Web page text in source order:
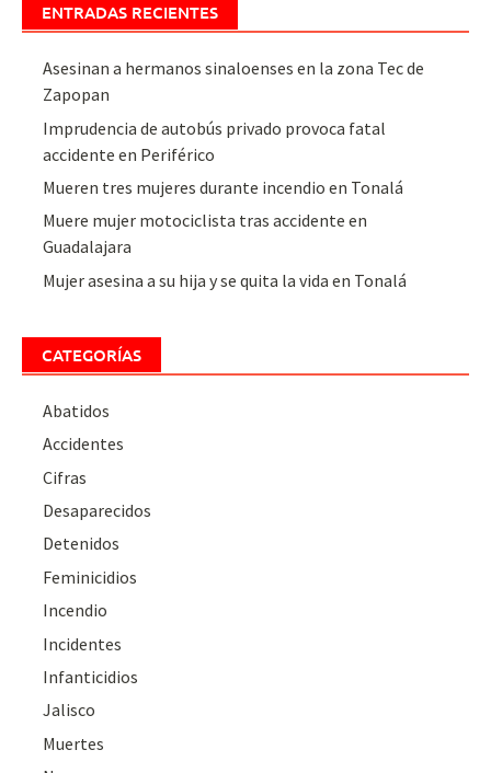
ENTRADAS RECIENTES
Asesinan a hermanos sinaloenses en la zona Tec de
Zapopan
Imprudencia de autobús privado provoca fatal
accidente en Periférico
Mueren tres mujeres durante incendio en Tonalá
Muere mujer motociclista tras accidente en
Guadalajara
Mujer asesina a su hija y se quita la vida en Tonalá
CATEGORÍAS
Abatidos
Accidentes
Cifras
Desaparecidos
Detenidos
Feminicidios
Incendio
Incidentes
Infanticidios
Jalisco
Muertes